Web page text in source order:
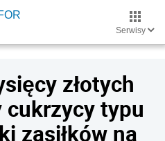
Serwisy
złotych
cukrzycy typu
zasiłków na